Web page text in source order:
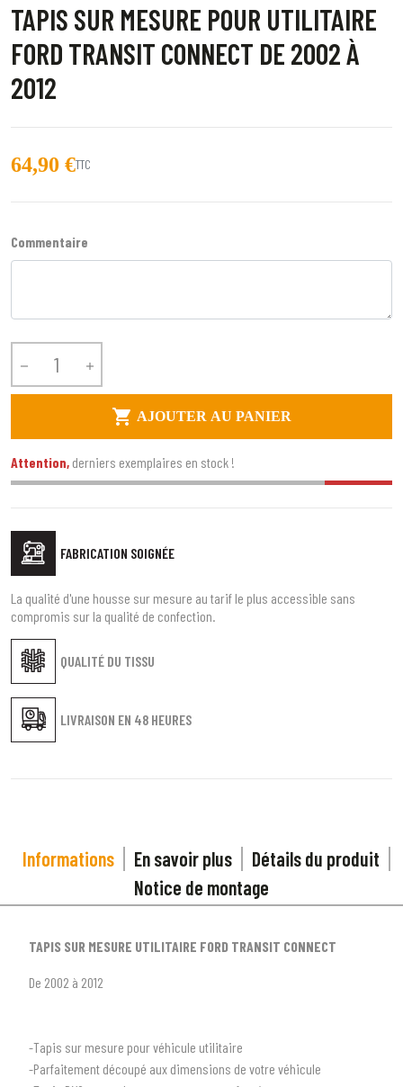
TAPIS SUR MESURE POUR UTILITAIRE
FORD TRANSIT CONNECT DE 2002 À
2012
64,90 €TTC
Commentaire
 
 AJOUTER AU PANIER
Attention, derniers exemplaires en stock !
FABRICATION SOIGNÉE
QUALITÉ DU TISSU
LIVRAISON EN 48 HEURES
La qualité d'une housse sur mesure au tarif le plus accessible sans
compromis sur la qualité de confection.
Informations En savoir plus
Détails du produit
Notice de montage
TAPIS SUR MESURE UTILITAIRE FORD TRANSIT CONNECT
De 2002 à 2012
-Tapis sur mesure pour véhicule utilitaire
-Parfaitement découpé aux dimensions de votre véhicule